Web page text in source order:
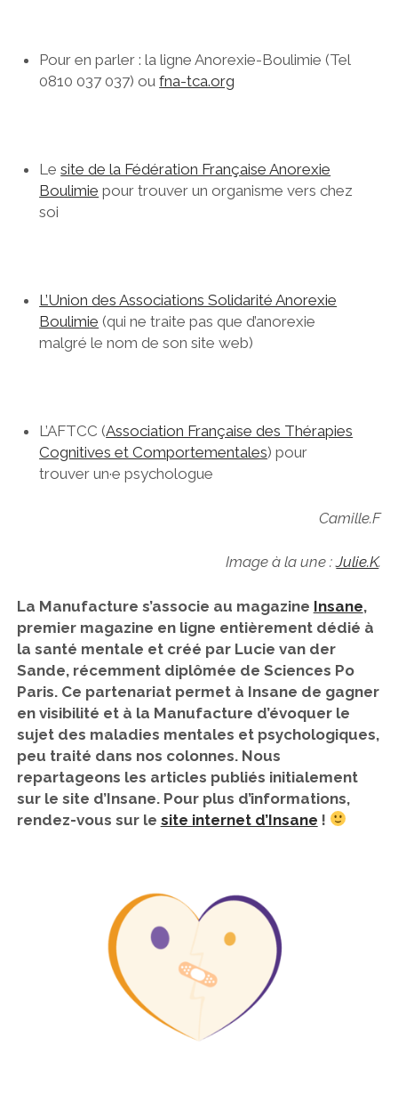
Pour en parler : la ligne Anorexie-Boulimie (Tel
0810 037 037) oufna-tca.org
Lesite de la Fédération Française Anorexie
Boulimie pour trouver un organisme vers chez
soi
L’Union des Associations Solidarité Anorexie
Boulimie (qui ne traite pas que d’anorexie
malgré le nom de son site web)
L’AFTCC (Association Française des Thérapies
Cognitives et Comportementales) pour
trouver un·e psychologue
Camille.F
Image à la une :Julie.K.
La Manufacture s’associe au magazine Insane,
premier magazine en ligne entièrement dédié à
la santé mentale et créé par Lucie van der
Sande, récemment diplômée de Sciences Po
Paris. Ce partenariat permet à Insane de gagner
en visibilité et à la Manufacture d’évoquer le
sujet des maladies mentales et psychologiques,
peu traité dans nos colonnes. Nous
repartageons les articles publiés initialement
sur le site d’Insane. Pour plus d’informations,
rendez-vous sur le site internet d’Insane !